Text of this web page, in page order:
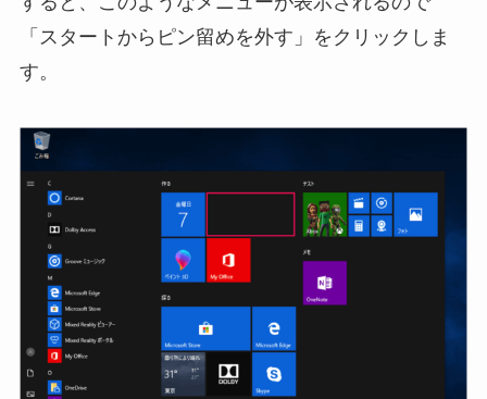
「スタートからピン留めを外す」をクリックしま
す。